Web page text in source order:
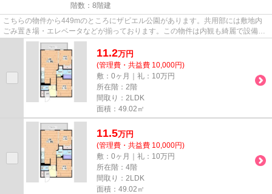
階数：8階建
こちらの物件から449mのところにザビエル公園があります。共用部には敷地内
ごみ置き場・エレベータなどが揃っております。この物件は内観も綺麗で設備も
充実した、2026年築となってい...
11.2万円
(管理費・共益費 10,000円)
敷：0ヶ月｜礼：10万円
所在階：2階
間取り：2LDK
面積：49.02㎡
11.5万円
(管理費・共益費 10,000円)
敷：0ヶ月｜礼：10万円
所在階：4階
間取り：2LDK
面積：49.02㎡